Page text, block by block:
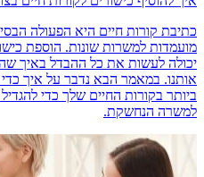
כתיבת קורות חיים היא הפעולה
מועמדות למשרות שונות. הוספת
יכולה לעשות את כל ההבדל באיך
אותנו. במאמר הבא נדבר על איך כדי
ביותר בקורות החיים שלך כדי
למשרה הנחשקת.